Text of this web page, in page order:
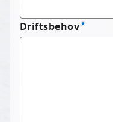
Driftsbehov